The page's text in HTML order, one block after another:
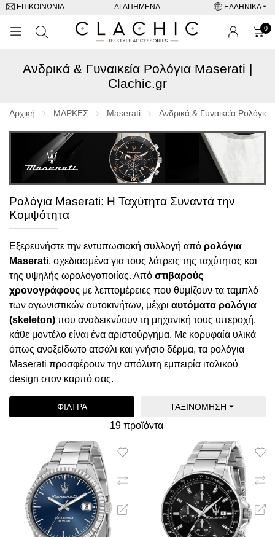
ΕΠΙΚΟΙΝΩΝΊΑ ΑΓΑΠΗΜΈΝΑ ΕΛΛΗΝΙΚΆ
0
ΜΑΡΚΕΣ
ΓΥΑΛΙΆ ΗΛΊΟΥ
ΑΞΕΣΟΥΑΡ
Ανδρικά & Γυναικεία Ρολόγια Maserati |
Clachic.gr
Αρχική ΜΑΡΚΕΣ Maserati Ανδρικά & Γυναικεία
Ρολόγια Maserati: Η Ταχύτητα Συναντά την
Κομψότητα
Εξερευνήστε την εντυπωσιακή συλλογή από ρολόγια
Maserati, σχεδιασμένα για τους λάτρεις της ταχύτητας και
της υψηλής ωρολογοποιίας. Από στιβαρούς
χρονογράφους με λεπτομέρειες που θυμίζουν τα ταμπλό
των αγωνιστικών αυτοκινήτων, μέχρι αυτόματα ρολόγια
(skeleton) που αναδεικνύουν τη μηχανική τους υπεροχή,
κάθε μοντέλο είναι ένα αριστούργημα. Με κορυφαία υλικά
όπως ανοξείδωτο ατσάλι και γνήσιο δέρμα, τα ρολόγια
Maserati προσφέρουν την απόλυτη εμπειρία ιταλικού
design στον καρπό σας.
ΦΊΛΤΡΑ ΤΑΞΙΝΌΜΗΣΗ
19 προϊόντα